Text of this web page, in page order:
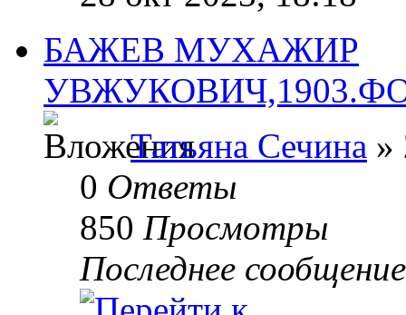
БАЖЕВ МУХАЖИР
Татьяна Сечина »
0 Ответы
850 Просмотры
Последнее